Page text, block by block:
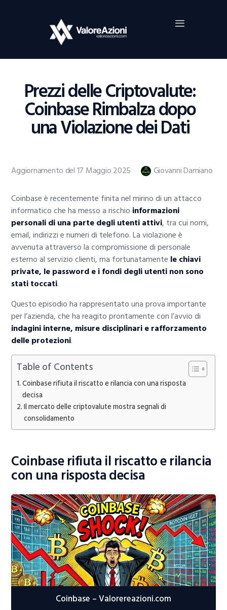
Prezzi delle Criptovalute:
Coinbase Rimbalza dopo
una Violazione dei Dati
Home
Investimenti
Borsa
Guide Al Trading
Criptovalute
Aggiornamento del 17 Maggio 2025 Giovanni Damiano
Coinbase è recentemente finita nel mirino di un attacco
informatico che ha messo a rischio informazioni
personali di una parte degli utenti attivi, tra cui nomi,
email, indirizzi e numeri di telefono. La violazione è
avvenuta attraverso la compromissione di personale
esterno al servizio clienti, ma fortunatamente le chiavi
private, le password e i fondi degli utenti non sono
stati toccati.
Questo episodio ha rappresentato una prova importante
per l’azienda, che ha reagito prontamente con l’avvio di
indagini interne, misure disciplinari e rafforzamento
delle protezioni.
Table of Contents
Coinbase rifiuta il riscatto e rilancia con una risposta
decisa
Il mercato delle criptovalute mostra segnali di
consolidamento
Coinbase rifiuta il riscatto e rilancia
con una risposta decisa
Coinbase – Valorereazioni.com